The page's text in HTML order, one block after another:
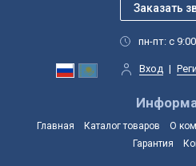
пн-пт: с
Вход |
Главная Каталог товаров О
Гарантия